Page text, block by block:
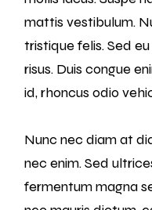
mattis vestibulum.
tristique felis. Sed
risus. Duis congue
id, rhoncus odio
Nunc nec diam at
nec enim. Sed
fermentum magna